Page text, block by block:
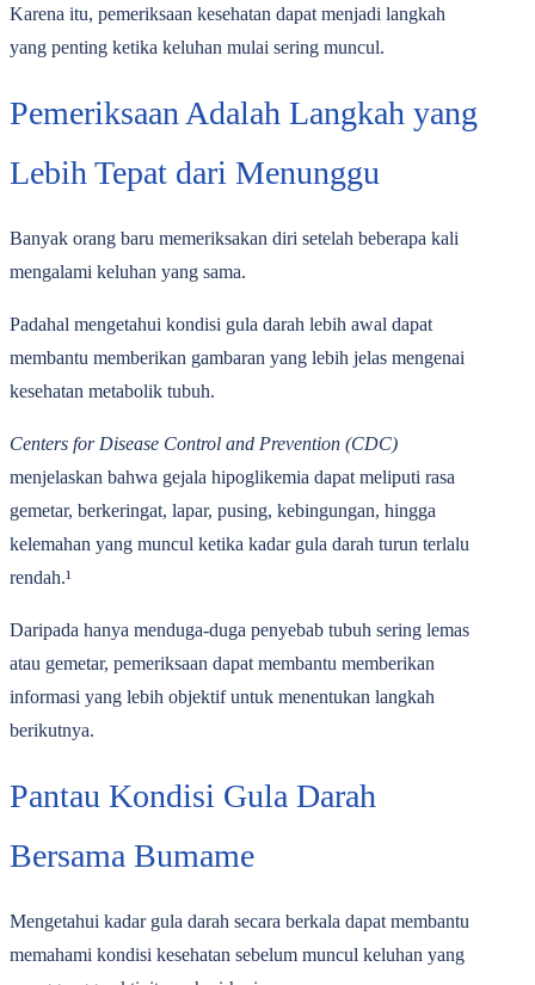
Karena itu, pemeriksaan kesehatan dapat menjadi langkah
yang penting ketika keluhan mulai sering muncul.
Pemeriksaan Adalah Langkah yang
Lebih Tepat dari Menunggu
Banyak orang baru memeriksakan diri setelah beberapa kali
mengalami keluhan yang sama.
Padahal mengetahui kondisi gula darah lebih awal dapat
membantu memberikan gambaran yang lebih jelas mengenai
kesehatan metabolik tubuh.
Centers for Disease Control and Prevention (CDC)
menjelaskan bahwa gejala hipoglikemia dapat meliputi rasa
gemetar, berkeringat, lapar, pusing, kebingungan, hingga
kelemahan yang muncul ketika kadar gula darah turun terlalu
rendah.¹
Daripada hanya menduga-duga penyebab tubuh sering lemas
atau gemetar, pemeriksaan dapat membantu memberikan
informasi yang lebih objektif untuk menentukan langkah
berikutnya.
Pantau Kondisi Gula Darah
Bersama Bumame
Mengetahui kadar gula darah secara berkala dapat membantu
memahami kondisi kesehatan sebelum muncul keluhan yang